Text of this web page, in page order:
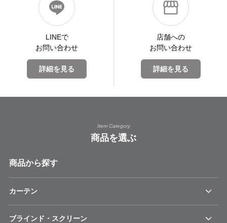
LINEで
お問い合わせ
詳細を見る
店舗への
お問い合わせ
詳細を見る
Item Category
商品を選ぶ
商品から探す
カーテン
ブラインド・スクリーン